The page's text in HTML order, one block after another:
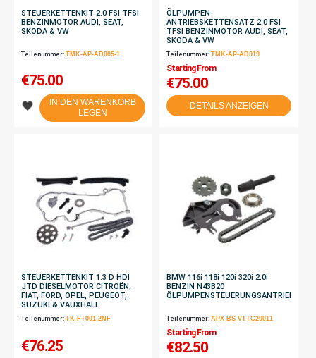
STEUERKETTENKIT 2.0 FSI TFSI
BENZINMOTOR AUDI, SEAT,
SKODA & VW
Teilenummer: TMK-AP-AD005-1
€75.00
IN DEN WARENKORB
LEGEN
ÖLPUMPEN-
ANTRIEBSKETTENSATZ 2.0 FSI
TFSI BENZINMOTOR AUDI, SEAT,
SKODA & VW
Teilenummer:TMK-AP-AD019
Starting From
€75.00
DETAILS ANZEIGEN
STEUERKETTENKIT 1.3 D HDI
JTD DIESELMOTOR CITROËN,
FIAT, FORD, OPEL, PEUGEOT,
SUZUKI & VAUXHALL
Teilenummer: TK-FT001-2NF
€76.25
BMW 116i 118i 120i 320i 2.0i
BENZIN N43B20
Teilenummer:APX-BS-VTTC20011
Starting From
€82.50